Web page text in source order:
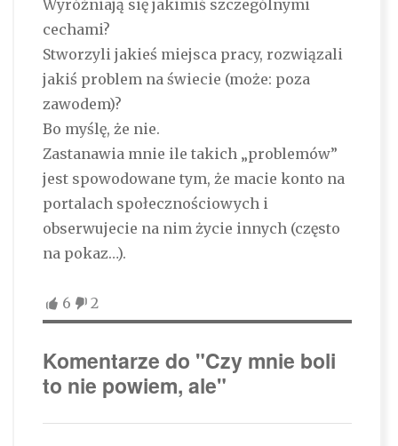
Wyróżniają się jakimiś szczególnymi
cechami?
Stworzyli jakieś miejsca pracy, rozwiązali
jakiś problem na świecie (może: poza
zawodem)?
Bo myślę, że nie.
Zastanawia mnie ile takich „problemów”
jest spowodowane tym, że macie konto na
portalach społecznościowych i
obserwujecie na nim życie innych (często
na pokaz…).
6 2
Komentarze do "Czy mnie boli
to nie powiem, ale"